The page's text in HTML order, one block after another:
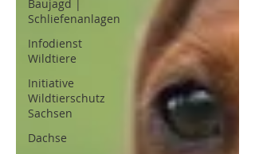
Baujagd |
Schliefenanlagen
Infodienst
Wildtiere
Initiative
Wildtierschutz
Sachsen
Dachse